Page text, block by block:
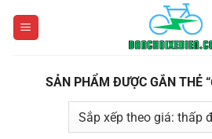
SẢN PHẨM ĐƯỢC GẮN THẺ